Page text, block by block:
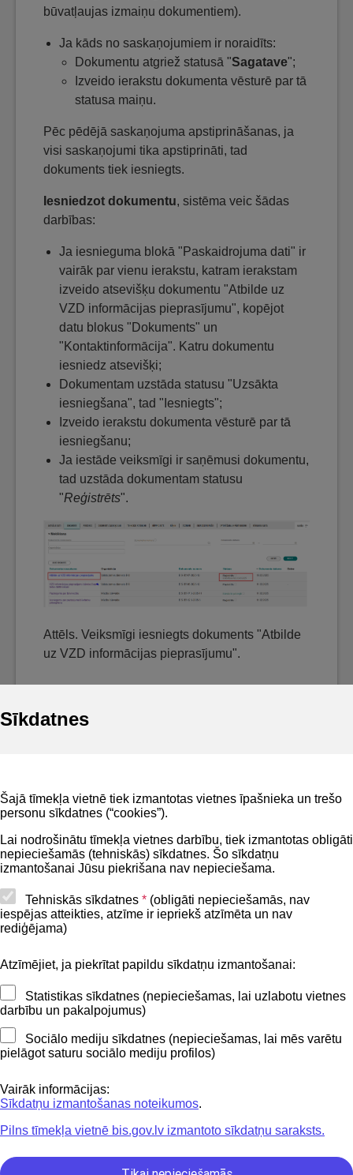
Sīkdatnes
Šajā tīmekļa vietnē tiek izmantotas vietnes īpašnieka un trešo
personu sīkdatnes (“cookies”).
Lai nodrošinātu tīmekļa vietnes darbību, tiek izmantotas obligāti
nepieciešamās (tehniskās) sīkdatnes. Šo sīkdatņu
izmantošanai Jūsu piekrišana nav nepieciešama.
Tehniskās sīkdatnes * (obligāti nepieciešamās, nav
iespējas atteikties, atzīme ir iepriekš atzīmēta un nav
rediģējama)
Atzīmējiet, ja piekrītat papildu sīkdatņu izmantošanai:
Statistikas sīkdatnes (nepieciešamas, lai uzlabotu vietnes
darbību un pakalpojumus)
Sociālo mediju sīkdatnes (nepieciešamas, lai mēs varētu
pielāgot saturu sociālo mediju profilos)
Vairāk informācijas:
Sīkdatņu izmantošanas noteikumos.
Pilns tīmekļa vietnē bis.gov.lv izmantoto sīkdatņu saraksts.
būvatļaujas izmaiņu dokumentiem).
Ja kāds no saskaņojumiem ir noraidīts:
Dokumentu atgriež statusā "Sagatave";
Izveido ierakstu dokumenta vēsturē par tā
statusa maiņu.
Pēc pēdējā saskaņojuma apstiprināšanas, ja
visi saskaņojumi tika apstiprināti, tad
dokuments tiek iesniegts.
Iesniedzot dokumentu, sistēma veic šādas
darbības:
Ja iesnieguma blokā "Paskaidrojuma dati" ir
vairāk par vienu ierakstu, katram ierakstam
izveido atsevišķu dokumentu "Atbilde uz
VZD informācijas pieprasījumu", kopējot
datu blokus "Dokuments" un
"Kontaktinformācija". Katru dokumentu
iesniedz atsevišķi;
Dokumentam uzstāda statusu "Uzsākta
iesniegšana", tad "Iesniegts";
Izveido ierakstu dokumenta vēsturē par tā
iesniegšanu;
Ja iestāde veiksmīgi ir saņēmusi dokumentu,
tad uzstāda dokumentam statusu
"Reģistrēts".
Attēls. Veiksmīgi iesniegts dokuments "Atbilde
uz VZD informācijas pieprasījumu".
Privātuma politika
Lapas karte
Piekļūstamības paziņojums
Kontakti
BIS atbalsta dienesta tālrunis:
Sekojiet mums
Lejupielādejiet